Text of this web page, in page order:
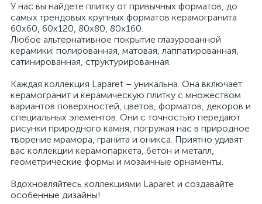
У нас вы найдете плитку от привычных форматов, до
самых трендовых крупных форматов керамогранита
60х60, 60х120, 80х80, 80х160.
Любое альтернативное покрытие глазурованной
керамики: полированная, матовая, лаппатированная,
сатинированная, структурированная.
Каждая коллекция Laparet – уникальна. Она включает
керамогранит и керамическую плитку с множеством
вариантов поверхностей, цветов, форматов, декоров и
специальных элементов. Они с точностью передают
рисунки природного камня, погружая нас в природное
творение мрамора, гранита и оникса. Приятно удивят
вас коллекции керамопаркета, бетон и металл,
геометрические формы и мозаичные орнаменты.
Вдохновляйтесь коллекциями Laparet и создавайте
особенные дизайны!